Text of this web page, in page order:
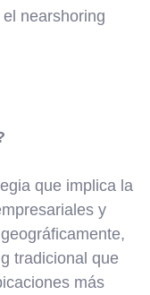
nearshoring
que implica la
y
tradicional que
más